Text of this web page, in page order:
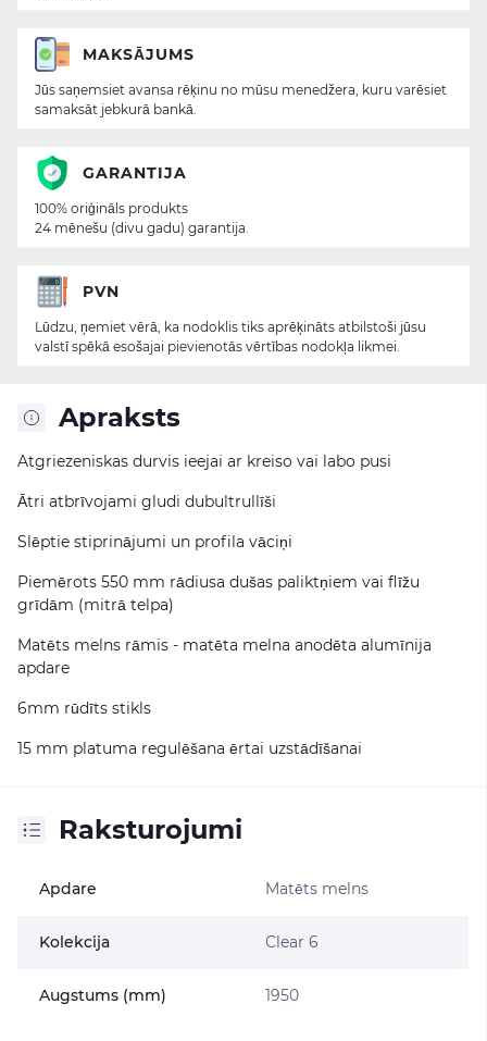
Apraksts
Atgriezeniskas durvis ieejai ar kreiso vai labo pusi
Ātri atbrīvojami gludi dubultrullīši
Slēptie stiprinājumi un profila vāciņi
Piemērots 550 mm rādiusa dušas paliktņiem vai flīžu
grīdām (mitrā telpa)
Matēts melns rāmis - matēta melna anodēta alumīnija
apdare
6mm rūdīts stikls
15 mm platuma regulēšana ērtai uzstādīšanai
Raksturojumi
Apdare Matēts melns
Kolekcija Clear 6
Augstums (mm) 1950
MAKSĀJUMS
Jūs saņemsiet avansa rēķinu no mūsu menedžera, kuru varēsiet
samaksāt jebkurā bankā.
GARANTIJA
100% oriģināls produkts
24 mēnešu (divu gadu) garantija.
PVN
Lūdzu, ņemiet vērā, ka nodoklis tiks aprēķināts atbilstoši jūsu
valstī spēkā esošajai pievienotās vērtības nodokļa likmei.